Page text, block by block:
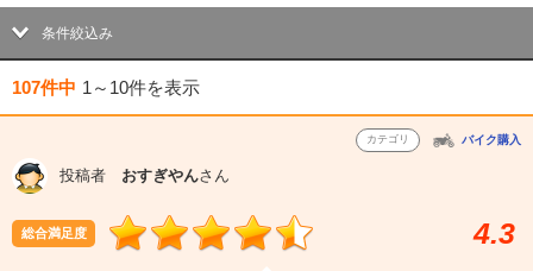
条件絞込み
107件中 1～10件を表示
カテゴリ バイク購入
投稿者 おすぎやんさん
総合満足度 4.3